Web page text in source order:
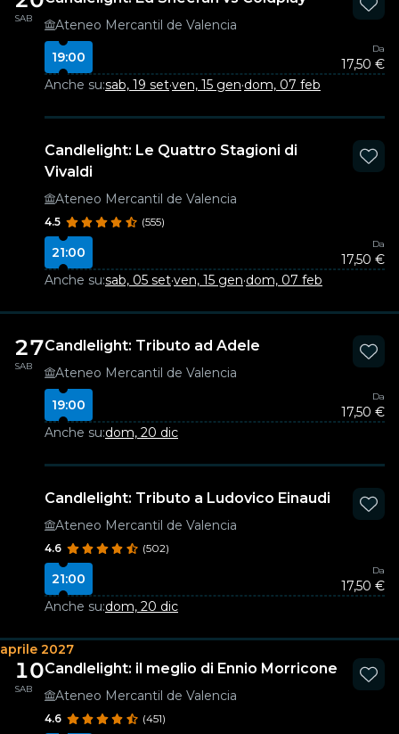
SAB
Ateneo Mercantil de Valencia
19:00
Da
17,50 €
Anche su:sab, 19 set·ven, 15 gen·dom, 07 feb
Candlelight: Le Quattro Stagioni di
Vivaldi
Ateneo Mercantil de Valencia
4.5 (555)
21:00
Da
17,50 €
Anche su:sab, 05 set·ven, 15 gen·dom, 07 feb
27
SAB
Candlelight: Tributo ad Adele
Ateneo Mercantil de Valencia
19:00
Da
17,50 €
Anche su:dom, 20 dic
Candlelight: Tributo a Ludovico Einaudi
Ateneo Mercantil de Valencia
4.6 (502)
21:00
Da
17,50 €
Anche su:dom, 20 dic
aprile 2027
10
SAB
Candlelight: il meglio di Ennio Morricone
Ateneo Mercantil de Valencia
4.6 (451)